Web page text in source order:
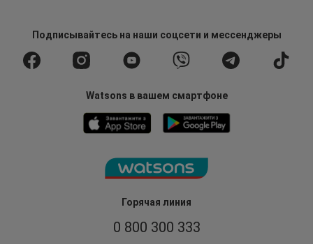
Горячая линия
0 800 300 333
Подписывайтесьна наши соцсети и мессенджеры
Watsons в вашем смартфоне